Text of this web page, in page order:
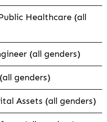
Healthcare (all
(all genders)
genders)
Assets (all genders)